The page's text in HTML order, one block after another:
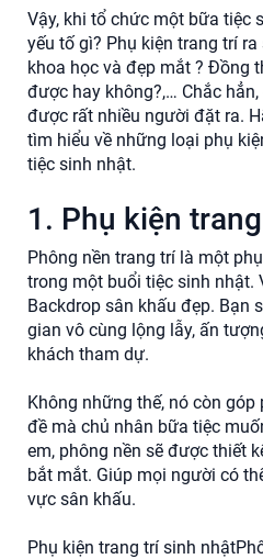
Vậy, khi tổ chức một bữa tiệc
yếu tố gì? Phụ kiện trang trí
khoa học và đẹp mắt ? Đồng
được hay không?,… Chắc
được rất nhiều người đặt ra.
tìm hiểu về những loại phụ
tiệc sinh nhật.
1. Phụ kiện
Phông nền trang trí là một
trong một buổi tiệc sinh nhật.
Backdrop sân khấu đẹp. Bạn
gian vô cùng lộng lẫy, ấn
khách tham dự.
Không những thế, nó còn
đề mà chủ nhân bữa tiệc
em, phông nền sẽ được thiết
bắt mắt. Giúp mọi người có
vực sân khấu.
Phụ kiện trang trí sinh